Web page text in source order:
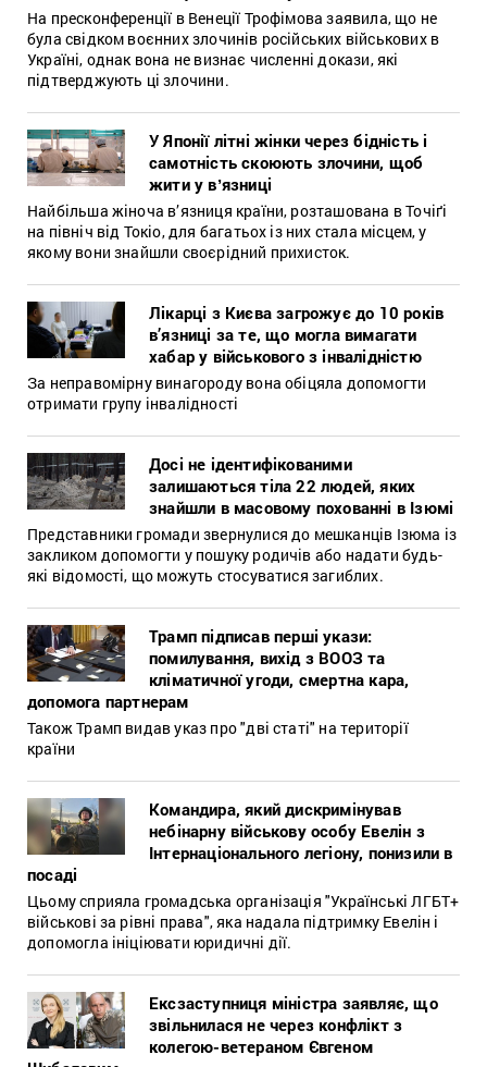
На пресконференції в Венеції Трофімова заявила, що не
була свідком воєнних злочинів російських військових в
Україні, однак вона не визнає численні докази, які
підтверджують ці злочини.
У Японії літні жінки через бідність і
самотність скоюють злочини, щоб
жити у вʼязниці
Найбільша жіноча в’язниця країни, розташована в Точіґі
на північ від Токіо, для багатьох із них стала місцем, у
якому вони знайшли своєрідний прихисток.
Лікарці з Києва загрожує до 10 років
в’язниці за те, що могла вимагати
хабар у військового з інвалідністю
За неправомірну винагороду вона обіцяла допомогти
отримати групу інвалідності
Досі не ідентифікованими
залишаються тіла 22 людей, яких
знайшли в масовому похованні в Ізюмі
Представники громади звернулися до мешканців Ізюма із
закликом допомогти у пошуку родичів або надати будь-
які відомості, що можуть стосуватися загиблих.
Трамп підписав перші укази:
помилування, вихід з ВООЗ та
кліматичної угоди, смертна кара,
допомога партнерам
Також Трамп видав указ про "дві статі" на території
країни
Командира, який дискримінував
небінарну військову особу Евелін з
Інтернаціонального легіону, понизили в
посаді
Цьому сприяла громадська організація "Українські ЛГБТ+
військові за рівні права", яка надала підтримку Евелін і
допомогла ініціювати юридичні дії.
Ексзаступниця міністра заявляє, що
звільнилася не через конфлікт з
колегою-ветераном Євгеном